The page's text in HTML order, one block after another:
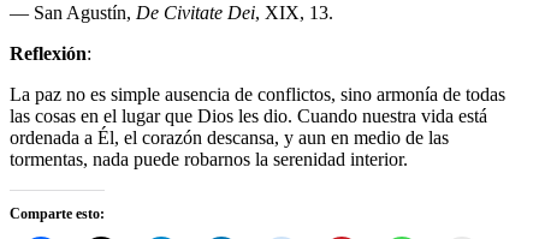
— San Agustín, De Civitate Dei, XIX, 13.
Reflexión:
La paz no es simple ausencia de conflictos, sino armonía de todas
las cosas en el lugar que Dios les dio. Cuando nuestra vida está
ordenada a Él, el corazón descansa, y aun en medio de las
tormentas, nada puede robarnos la serenidad interior.
Comparte esto: